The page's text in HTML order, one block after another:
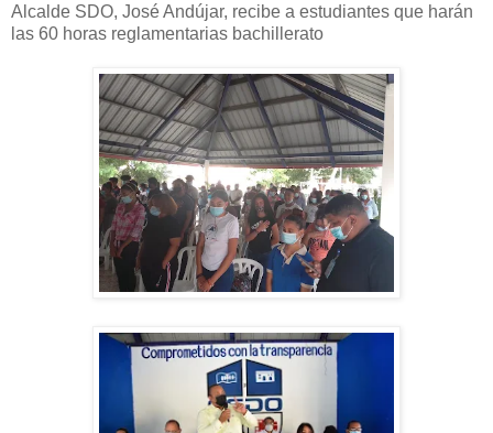
Alcalde SDO, José Andújar, recibe a estudiantes que harán
las 60 horas reglamentarias bachillerato